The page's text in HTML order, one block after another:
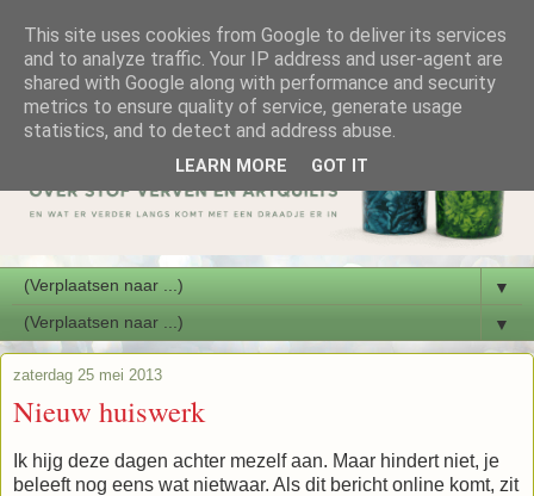
▼
▼
zaterdag 25 mei 2013
Nieuw huiswerk
Ik hijg deze dagen achter mezelf aan. Maar hindert niet, je
beleeft nog eens wat nietwaar. Als dit bericht online komt, zit
This site uses cookies from Google to deliver its services
and to analyze traffic. Your IP address and user-agent are
shared with Google along with performance and security
metrics to ensure quality of service, generate usage
statistics, and to detect and address abuse.
LEARN MORE GOT IT